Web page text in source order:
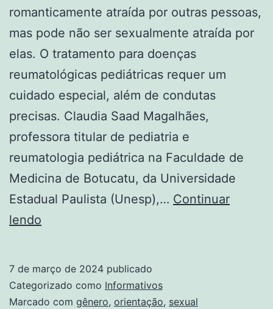
romanticamente atraída por outras pessoas,
mas pode não ser sexualmente atraída por
elas. O tratamento para doenças
reumatológicas pediátricas requer um
cuidado especial, além de condutas
precisas. Claudia Saad Magalhães,
professora titular de pediatria e
reumatologia pediátrica na Faculdade de
Medicina de Botucatu, da Universidade
Estadual Paulista (Unesp),… Continuar
lendo
sexual
7 de março de 2024 publicado
Categorizado como Informativos
Marcado com gênero, orientação, sexual